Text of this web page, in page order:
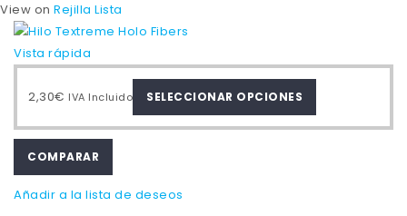
View on Rejilla Lista
Vista rápida
2,30€ IVA Incluido SELECCIONAR OPCIONES
tiene
COMPARAR
Añadir a la lista de deseos